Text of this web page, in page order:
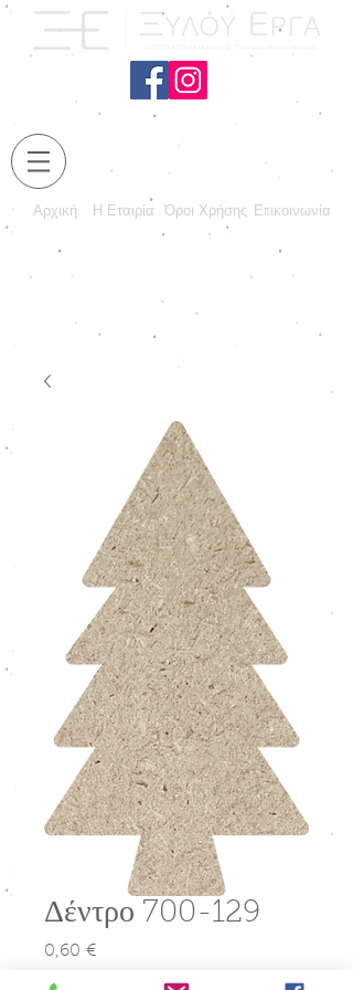
Αρχική Η Εταιρία Όροι Χρήσης Επικοινωνία
Δέντρο 700-129
0,60 €Τιμή